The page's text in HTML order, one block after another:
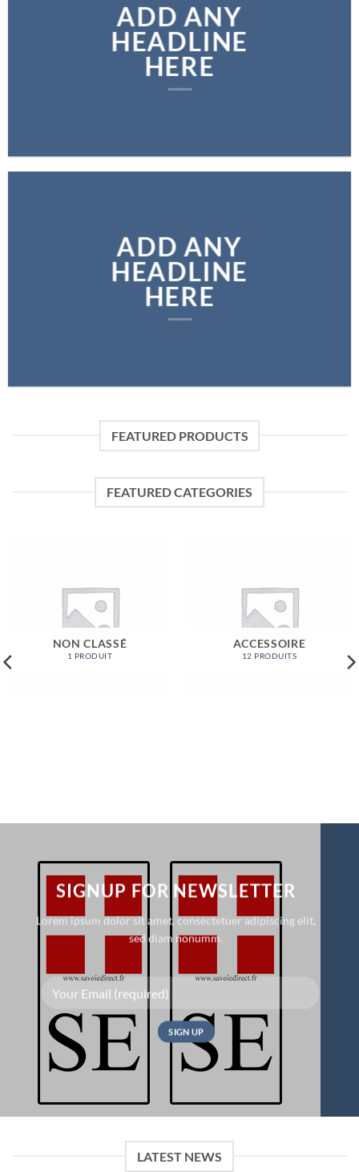
ADD ANY
HEADLINE
HERE
ADD ANY
HEADLINE
HERE
FEATURED PRODUCTS
FEATURED CATEGORIES
NON CLASSÉ
1 PRODUIT
ACCESSOIRE
12 PRODUITS
SIGNUP FOR NEWSLETTER
Lorem ipsum dolor sit amet, consectetuer adipiscing elit,
sed diam nonumm.
LATEST NEWS